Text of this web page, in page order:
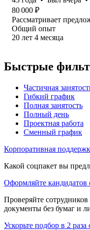
80 000 ₽
Рассматривает
Общий опыт
20 лет 4 месяца
Быстрые
Частичная
Гибкий график
Полная занятость
Полный день
Проектная работа
Сменный график
Корпоративная
Какой соцпакет вы
Оформляйте кандидатов
Проверяйте
документы без бумаг и
Ускорьте подбор в 2 раза